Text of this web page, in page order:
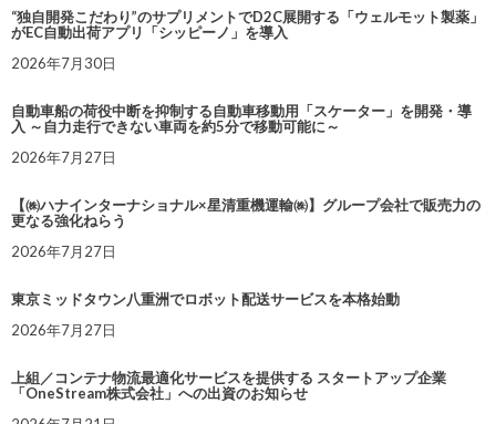
“独自開発こだわり”のサプリメントでD2C展開する「ウェルモット製薬」
がEC自動出荷アプリ「シッピーノ」を導入
2026年7月30日
自動車船の荷役中断を抑制する自動車移動用「スケーター」を開発・導
入 ～自力走行できない車両を約5分で移動可能に～
2026年7月27日
【㈱ハナインターナショナル×星清重機運輸㈱】グループ会社で販売力の
更なる強化ねらう
2026年7月27日
東京ミッドタウン八重洲でロボット配送サービスを本格始動
2026年7月27日
上組／コンテナ物流最適化サービスを提供する スタートアップ企業
「OneStream株式会社」への出資のお知らせ